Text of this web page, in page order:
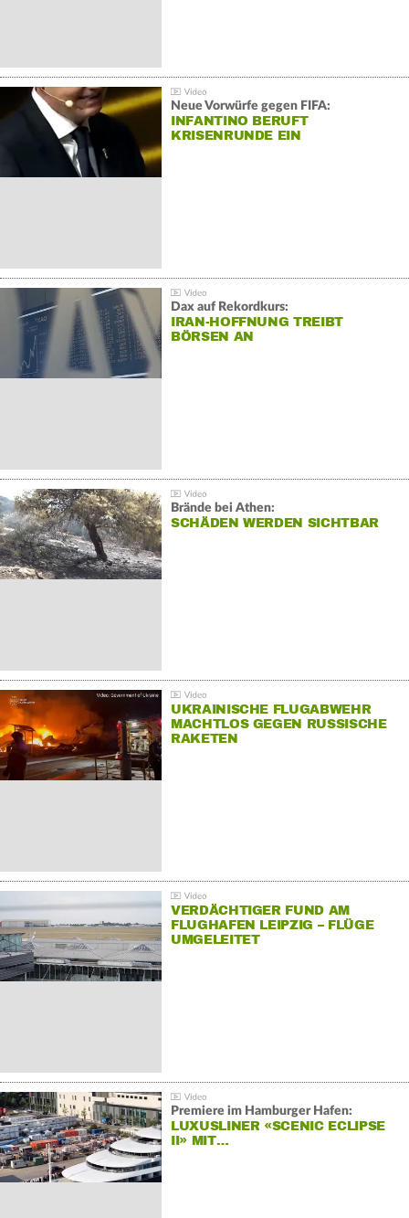
Neue Vorwürfe gegen FIFA:
INFANTINO BERUFT
KRISENRUNDE EIN
Dax auf Rekordkurs:
IRAN-HOFFNUNG TREIBT
BÖRSEN AN
Brände bei Athen:
SCHÄDEN WERDEN SICHTBAR
UKRAINISCHE FLUGABWEHR
MACHTLOS GEGEN RUSSISCHE
RAKETEN
VERDÄCHTIGER FUND AM
FLUGHAFEN LEIPZIG – FLÜGE
UMGELEITET
Premiere im Hamburger Hafen:
LUXUSLINER «SCENIC ECLIPSE
II» MIT…